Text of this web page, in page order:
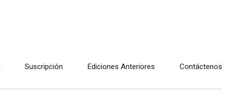
Suscripción Ediciones Anteriores Contáctenos